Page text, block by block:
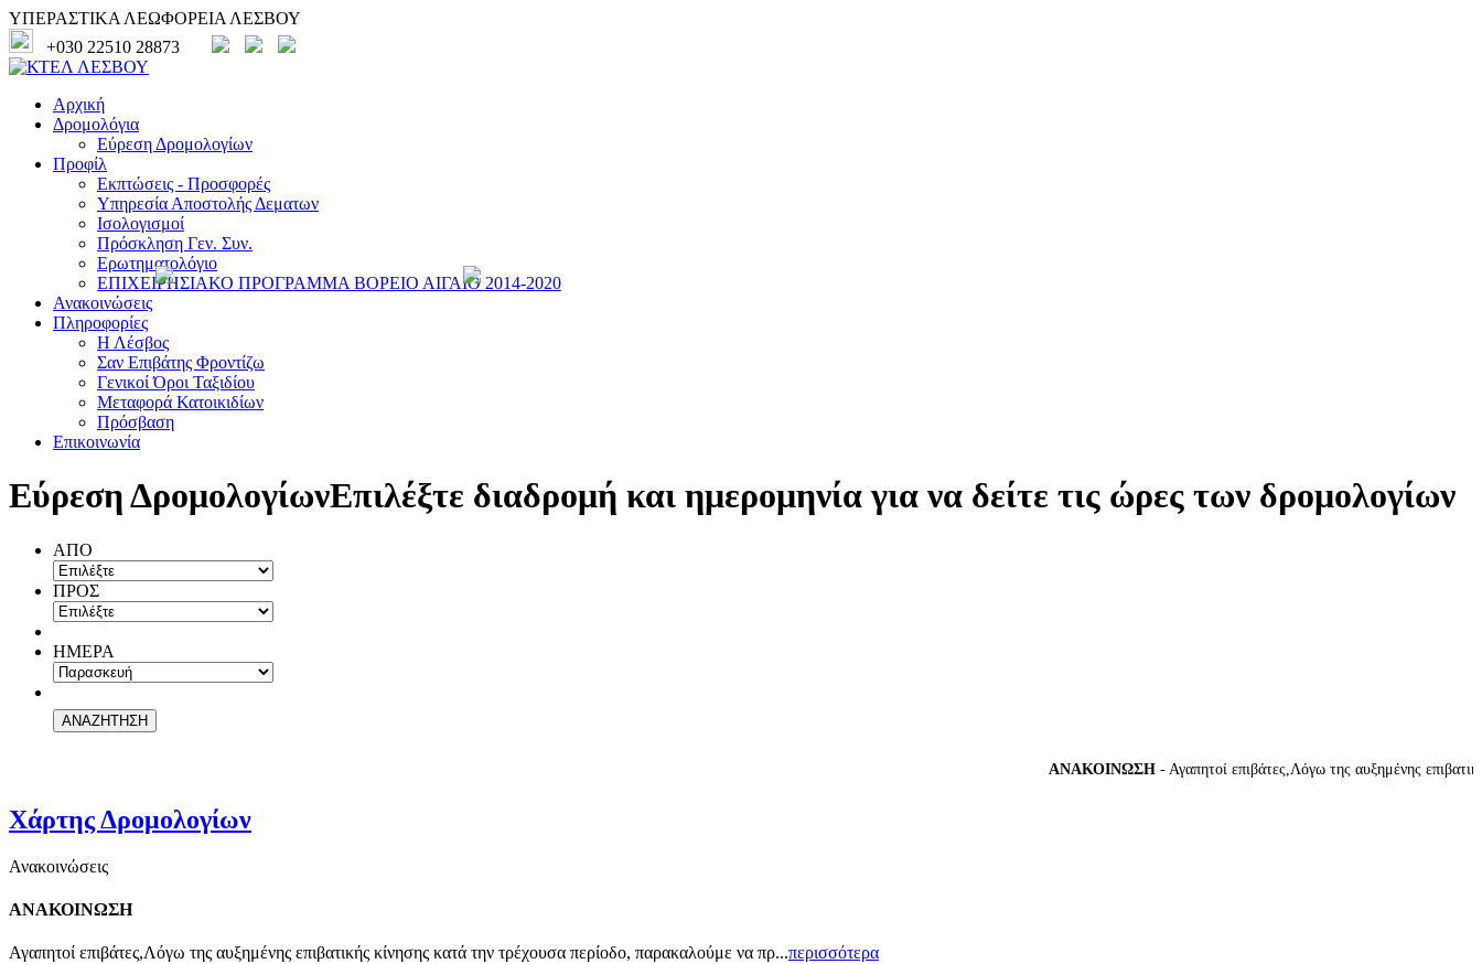
ΥΠΕΡΑΣΤΙΚΑ ΛΕΩΦΟΡΕΙΑ ΛΕΣΒΟΥ
+030 22510 28873
Αρχική
Δρομολόγια
Εύρεση Δρομολογίων
Προφίλ
Εκπτώσεις - Προσφορές
Υπηρεσία Αποστολής Δεματων
Ισολογισμοί
Πρόσκληση Γεν. Συν.
Ερωτηματολόγιο
ΕΠΙΧΕΙΡΗΣΙΑΚΟ ΠΡΟΓΡΑΜΜΑ ΒΟΡΕΙΟ ΑΙΓΑΙΟ 2014-2020
Ανακοινώσεις
Πληροφορίες
Η Λέσβος
Σαν Επιβάτης Φροντίζω
Γενικοί Όροι Ταξιδίου
Μεταφορά Κατοικιδίων
Πρόσβαση
Επικοινωνία
Εύρεση ΔρομολογίωνΕπιλέξτε διαδρομή και ημερομηνία για να δείτε τις ώρες των δρομολογίων
ΑΠΟ
ΠΡΟΣ
ΗΜΕΡΑ
ΑΝΑΚΟΙΝΩΣΗ- Αγαπητοί επιβάτες,Λόγω της αυξημένης επιβατικής
Χάρτης Δρομολογίων
Ανακοινώσεις
ΑΝΑΚΟΙΝΩΣΗ
Αγαπητοί επιβάτες,Λόγω της αυξημένης επιβατικής κίνησης κατά την τρέχουσα περίοδο, παρακαλούμε να πρ...περισσότερα